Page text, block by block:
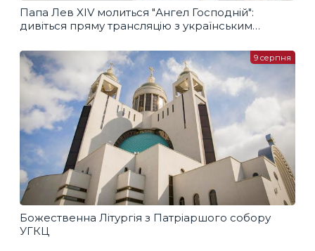
Папа Лев XIV молиться "Ангел Господній":
дивіться пряму трансляцію з українським
Божественна Літургія з Патріаршого собору
УГКЦ
9 серпня